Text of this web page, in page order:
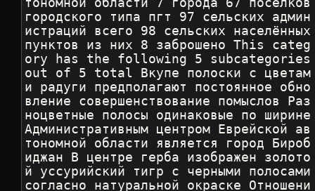
тономной области 7 города 67 посёлков
городского типа пгт 97 сельских админ
истраций всего 98 сельских населённых
пунктов из них 8 заброшено This categ
ory has the following 5 subcategories
out of 5 total Вкупе полоски с цветам
и радуги предполагают постоянное обно
вление совершенствование помыслов Раз
ноцветные полосы одинаковые по ширине
Административным центром Еврейской ав
тономной области является город Бироб
иджан В центре герба изображен золото
й уссурийский тигр с черными полосами
согласно натуральной окраске Отношени